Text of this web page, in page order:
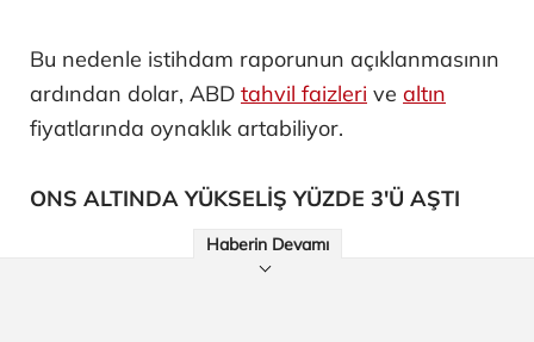
Bu nedenle istihdam raporunun açıklanmasının
ardından dolar, ABD tahvil faizleri ve altın
fiyatlarında oynaklık artabiliyor.
ONS ALTINDA YÜKSELİŞ YÜZDE 3'Ü AŞTI
Haberin Devamı